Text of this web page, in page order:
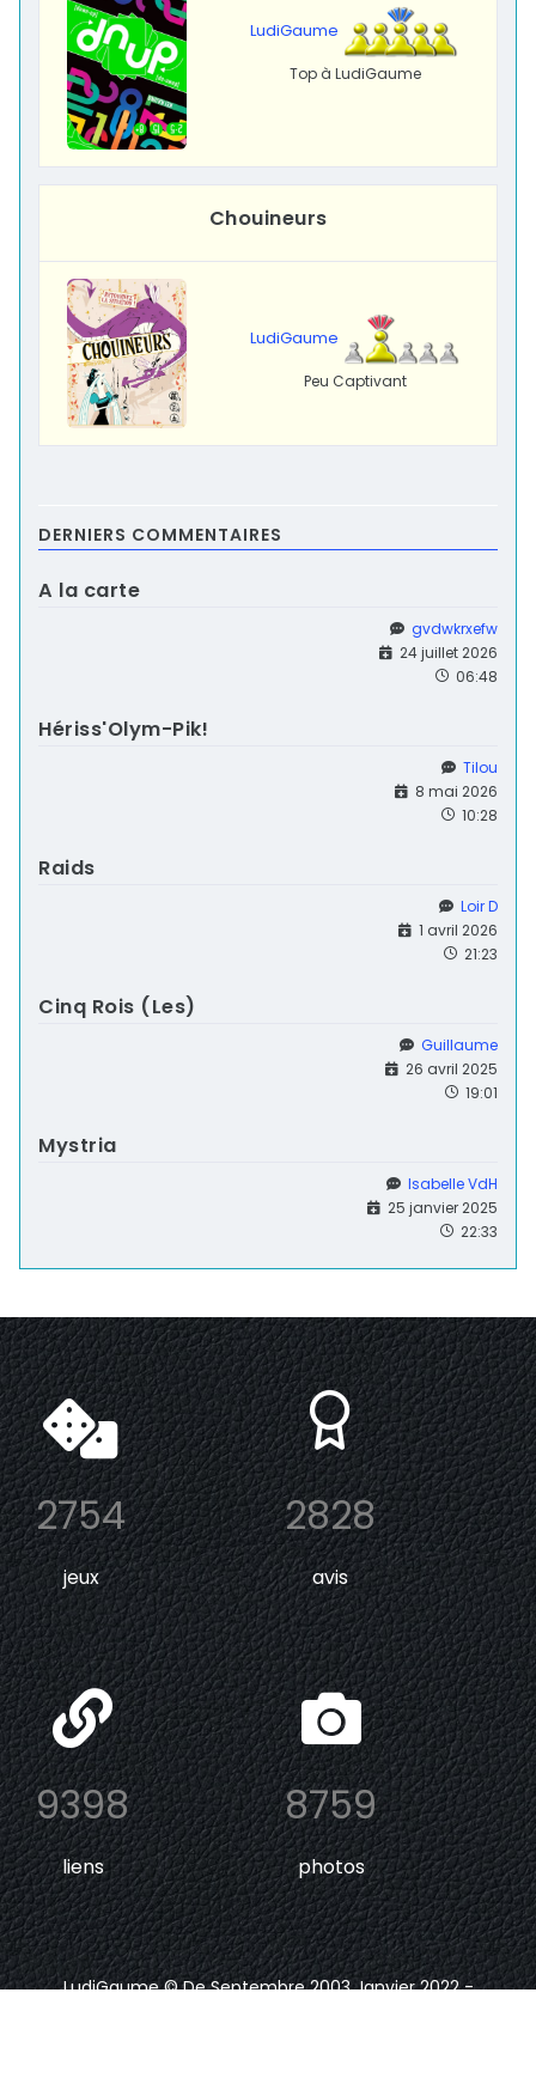
LudiGaume
Top à LudiGaume
Chouineurs
LudiGaume
Peu Captivant
DERNIERS COMMENTAIRES
A la carte
gvdwkrxefw
24 juillet 2026
06:48
Hériss'Olym-Pik!
Tilou
8 mai 2026
10:28
Raids
Loir D
1 avril 2026
21:23
Cinq Rois (Les)
Guillaume
26 avril 2025
19:01
Mystria
Isabelle VdH
25 janvier 2025
22:33
2754
jeux
2828
avis
9398
liens
8759
photos
LudiGaume © De Septembre 2003 Janvier 2022 -